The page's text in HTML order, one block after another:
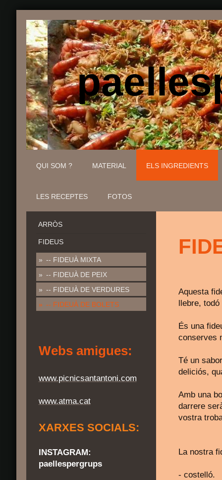
QUI SOM ? MATERIAL ELS INGREDIENTS
LES RECEPTES FOTOS
Aquesta
llebre,
És una
conserves
Té un
deliciós,
Amb una
darrere
vostra
La nostra
-
ARRÒS
FIDEUS
-- FIDEUÀ MIXTA
-- FIDEUÀ DE PEIX
-- FIDEUÀ DE VERDURES
-- FIDEUÀ DE BOLETS
Webs amigues:
www.picnicsantantoni.com
www.atma.cat
XARXES SOCIALS:
INSTAGRAM:
paellespergrups